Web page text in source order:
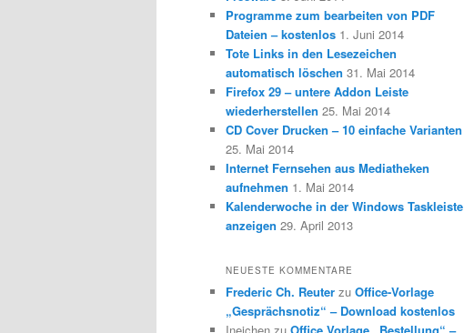
Programme zum bearbeiten von PDF
Dateien – kostenlos 1. Juni 2014
Tote Links in den Lesezeichen
automatisch löschen 31. Mai 2014
Firefox 29 – untere Addon Leiste
wiederherstellen 25. Mai 2014
CD Cover Drucken – 10 einfache Varianten
25. Mai 2014
Internet Fernsehen aus Mediatheken
aufnehmen 1. Mai 2014
Kalenderwoche in der Windows Taskleiste
anzeigen 29. April 2013
NEUESTE KOMMENTARE
Frederic Ch. Reuter zu Office-Vorlage
„Gesprächsnotiz“ – Download kostenlos